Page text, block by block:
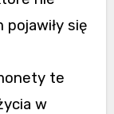
pojawiły się
te
w